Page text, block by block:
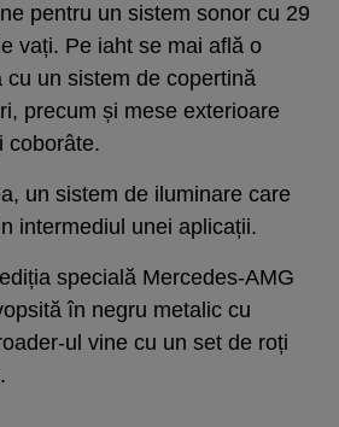
pentru un sistem sonor cu 29
vați. Pe iaht se mai află o
cu un sistem de copertină
precum și mese exterioare
coborâte.
un sistem de iluminare care
intermediul unei aplicații.
specială Mercedes-AMG
în negru metalic cu
ul vine cu un set de roți